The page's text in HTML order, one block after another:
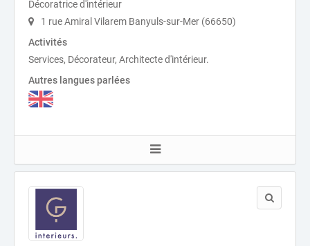
Décoratrice d'intérieur
1 rue Amiral Vilarem Banyuls-sur-Mer (66650)
Activités
Services, Décorateur, Architecte d'intérieur.
Autres langues parlées